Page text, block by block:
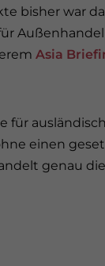
bisher war
Asia
einen
genau